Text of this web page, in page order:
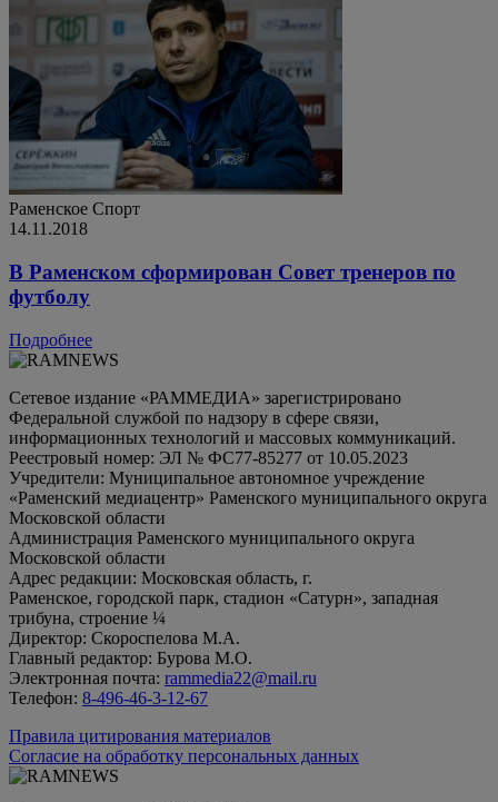
Раменское Спорт
14.11.2018
В Раменском сформирован Совет тренеров по
футболу
Подробнее
Сетевое издание «РАММЕДИА» зарегистрировано
Федеральной службой по надзору в сфере связи,
информационных технологий и массовых коммуникаций.
Реестровый номер: ЭЛ № ФС77-85277 от 10.05.2023
Учредители: Муниципальное автономное учреждение
«Раменский медиацентр» Раменского муниципального округа
Московской области
Администрация Раменского муниципального округа
Московской области
Адрес редакции: Московская область, г.
Раменское, городской парк, стадион «Сатурн», западная
трибуна, строение ¼
Директор: Скороспелова М.А.
Главный редактор: Бурова М.О.
Электронная почта: rammedia22@mail.ru
Телефон: 8-496-46-3-12-67
Правила цитирования материалов
Согласие на обработку персональных данных